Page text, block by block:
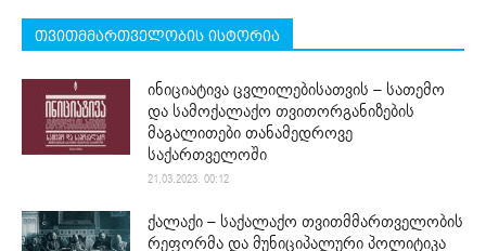
თვითმმართველობის ისტორია
ინიციატივა ცვლილებისათვის – სათემო
და სამოქალაქო თვითორგანიზების
მაგალითები თანამედროვე
საქართველოში
21.03.2023. 00:12
ქალაქი – საქალაქო თვითმმართველობის
რეფორმა და მუნიციპალური პოლიტიკა